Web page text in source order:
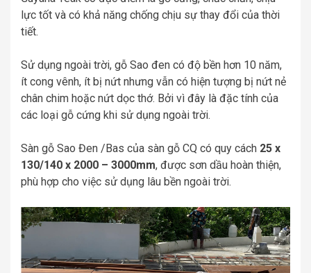
lực tốt và có khả năng chống chịu sự thay đổi của thời
tiết.
Sử dụng ngoài trời, gỗ Sao đen có độ bền hơn 10 năm,
ít cong vênh, ít bị nứt nhưng vẫn có hiện tượng bị nứt nẻ
chân chim hoặc nứt dọc thớ. Bởi vì đây là đặc tính của
các loại gỗ cứng khi sử dụng ngoài trời.
Sàn gỗ Sao Đen /Bas của sàn gỗ CQ có quy cách 25 x
130/140 x 2000 – 3000mm, được sơn dầu hoàn thiện,
phù hợp cho việc sử dụng lâu bền ngoài trời.